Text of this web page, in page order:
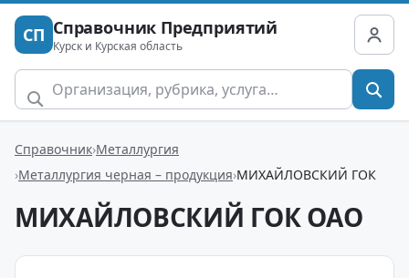
СП Справочник Предприятий
Курск и Курская область
Справочник Металлургия
Металлургия черная – продукция МИХАЙЛОВСКИЙ ГОК
МИХАЙЛОВСКИЙ ГОК ОАО